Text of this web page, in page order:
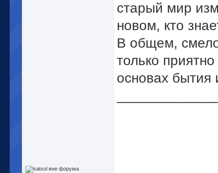
старый мир
новом, кто
В общем,
только
основах бытия